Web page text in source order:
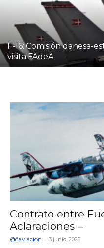
F-16: Comisión danesa-
visita FAdeA
Contrato entre
Aclaraciones –
@faviacion - 3 junio, 2025